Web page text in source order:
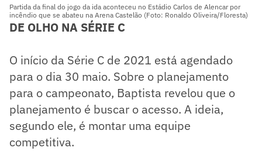
Partida da final do jogo da ida aconteceu no Estádio Carlos de Alencar por
incêndio que se abateu na Arena Castelão (Foto: Ronaldo Oliveira/Floresta)
DE OLHO NA SÉRIE C
O início da Série C de 2021 está agendado
para o dia 30 maio. Sobre o planejamento
para o campeonato, Baptista revelou que o
planejamento é buscar o acesso. A ideia,
segundo ele, é montar uma equipe
competitiva.